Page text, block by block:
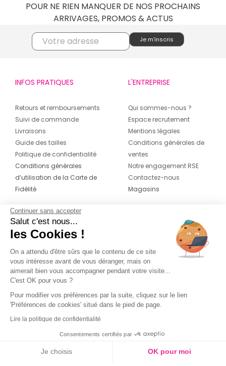
POUR NE RIEN MANQUER DE NOS PROCHAINS
ARRIVAGES, PROMOS & ACTUS
INFOS PRATIQUES
Retours et remboursements
Suivi de commande
Livraisons
Guide des tailles
Politique de confidentialité
Conditions générales
d’utilisation de la Carte de
Fidélité
L'ENTREPRISE
Qui sommes-nous ?
Espace recrutement
Mentions légales
Conditions générales de
ventes
Notre engagement RSE
Contactez-nous
Magasins
CONTACT
04 42 20 78 42
Du lundi au jeudi de 8h30 à 16h30 & le
vendredi de 8h30 à 15h30
Continuer sans accepter
Salut c'est nous...
les Cookies !
On a attendu d'être sûrs que le contenu de ce site
vous intéresse avant de vous déranger, mais on
aimerait bien vous accompagner pendant votre visite...
C'est OK pour vous ?
Pour modifier vos préférences par la suite, cliquez sur le lien
'Préférences de cookies' situé dans le pied de page.
Lire la politique de confidentialité
Consentements certifiés par
Je choisis OK pour moi